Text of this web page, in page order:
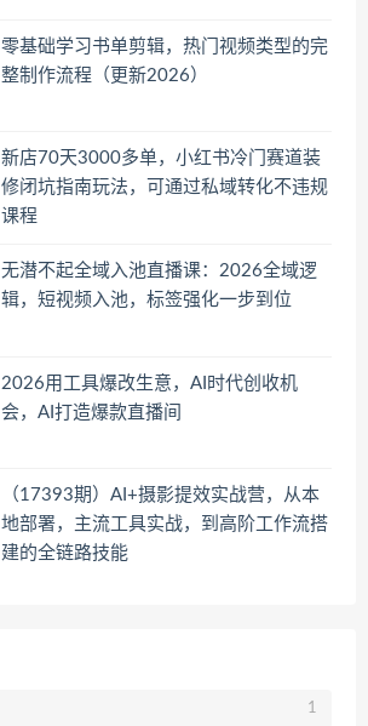
零基础学习书单剪辑，热门视频类型的完
整制作流程（更新2026）
新店70天3000多单，小红书冷门赛道装
修闭坑指南玩法，可通过私域转化不违规
课程
无潜不起全域入池直播课：2026全域逻
辑，短视频入池，标签强化一步到位
2026用工具爆改生意，AI时代创收机
会，AI打造爆款直播间
（17393期）AI+摄影提效实战营，从本
地部署，主流工具实战，到高阶工作流搭
建的全链路技能
1